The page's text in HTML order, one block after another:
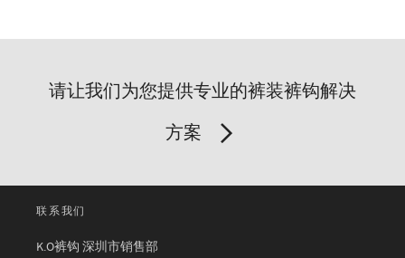
请让我们为您提供专业的裤装裤钩解决
方案
联系我们
K.O裤钩 深圳市销售部